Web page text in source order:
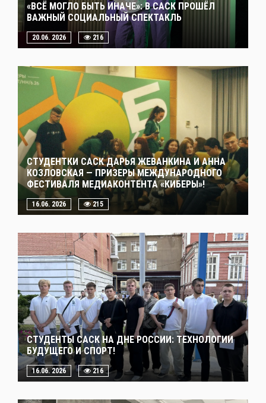
«ВСЁ МОГЛО БЫТЬ ИНАЧЕ»: В САСК ПРОШЁЛ
ВАЖНЫЙ СОЦИАЛЬНЫЙ СПЕКТАКЛЬ
20.06. 2026 216
СТУДЕНТКИ САСК ДАРЬЯ ЖЕВАНКИНА И АННА
КОЗЛОВСКАЯ — ПРИЗЕРЫ МЕЖДУНАРОДНОГО
ФЕСТИВАЛЯ МЕДИАКОНТЕНТА «КИБЕРЫ»!
16.06. 2026 215
СТУДЕНТЫ САСК НА ДНЕ РОССИИ: ТЕХНОЛОГИИ
БУДУЩЕГО И СПОРТ!
16.06. 2026 216